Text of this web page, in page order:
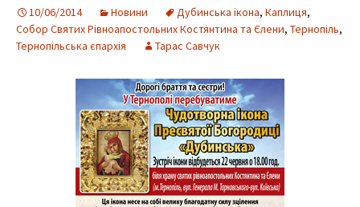
10/06/2014 Новини Дубинська ікона, Каплиця,
Собор Святих Рівноапостольних Костянтина та Єлени, Тернопіль,
Тернопільська єпархія
Тарас Савчук